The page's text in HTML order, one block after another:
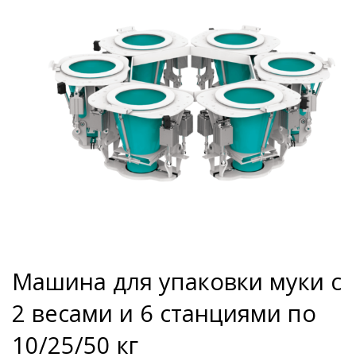
Машина для упаковки муки с
2 весами и 6 станциями по
10/25/50 кг